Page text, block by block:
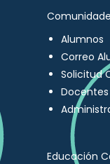
Alumnos
Correo
Solicitud
Docentes
Educación